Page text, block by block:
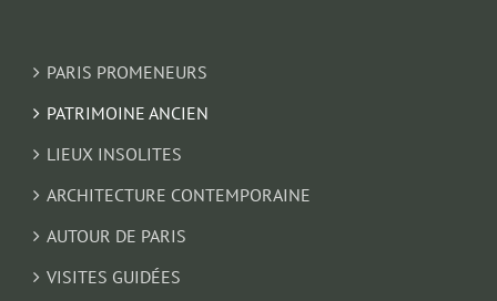
PARIS PROMENEURS
PATRIMOINE ANCIEN
LIEUX INSOLITES
ARCHITECTURE CONTEMPORAINE
AUTOUR DE PARIS
VISITES GUIDÉES